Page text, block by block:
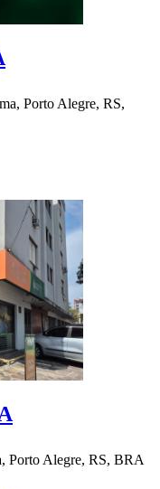
Porto Alegre, RS,
Porto Alegre, RS, BRA